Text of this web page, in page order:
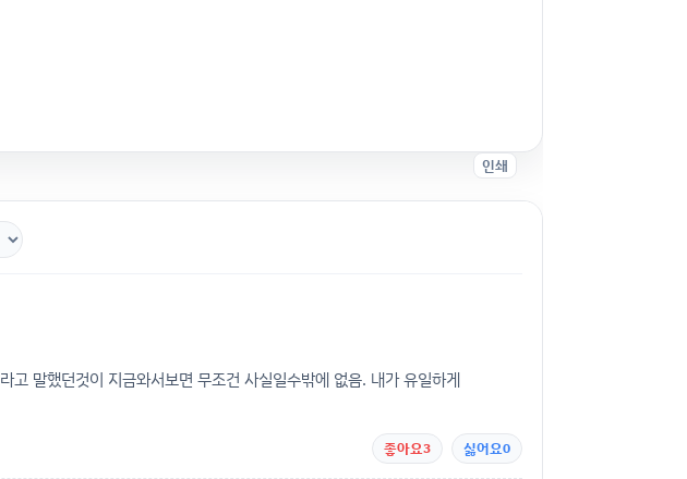
인쇄
말했던것이 지금와서보면 무조건 사실일수밖에 없음. 내가 유일하게
좋아요3 싫어요0